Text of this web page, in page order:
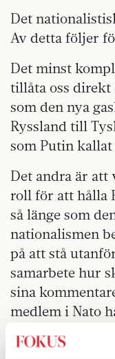
Det
Av detta följer
Det minst
tillåta oss direkt
som den nya
Ryssland till
som Putin
Det andra är att
roll för att hålla
så länge som
nationalismen
på att stå
samarbete hur
sina
medlem i Nato
presidenten
Sydossetien